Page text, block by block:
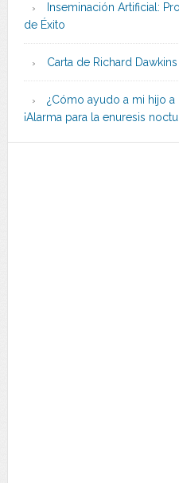
Inseminación Artificial:
de Éxito
Carta de Richard
¿Cómo ayudo a mi hijo a
¡Alarma para la enuresis